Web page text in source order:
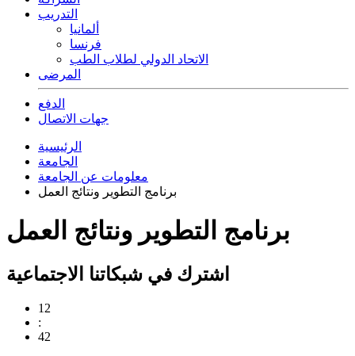
التدريب
ألمانيا
فرنسا
الاتحاد الدولي لطلاب الطب
المرضى
الدفع
جهات الاتصال
الرئيسية
الجامعة
معلومات عن الجامعة
برنامج التطوير ونتائج العمل
برنامج التطوير ونتائج العمل
اشترك في شبكاتنا الاجتماعية
12
:
42